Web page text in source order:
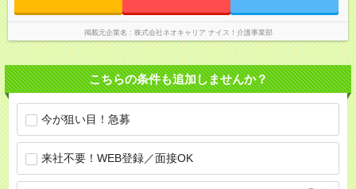
掲載元企業名 株式会社ネオキャリア ナイス！介護事業部
こちらの条件も追加しませんか？
今が狙い目！急募
来社不要！WEB登録／面接OK